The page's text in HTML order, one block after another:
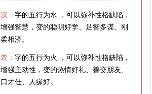
汉：字的五行为水 ，可以弥补性格缺陷，
增强智慧，变的聪明好学、足智多谋、刚
柔相济。
农：字的五行为火 ，可以弥补性格缺陷，
增强主动性，变的热情好礼、善交朋友、
口才佳、人缘好。